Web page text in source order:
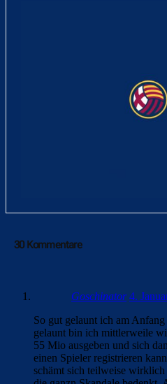
30 Kommentare
Goschinator 4.
So gut gelaunt ich am
gelaunt bin ich mittlerweile
55 Mio ausgeben und sich
einen Spieler registrieren
schämt sich teilweise